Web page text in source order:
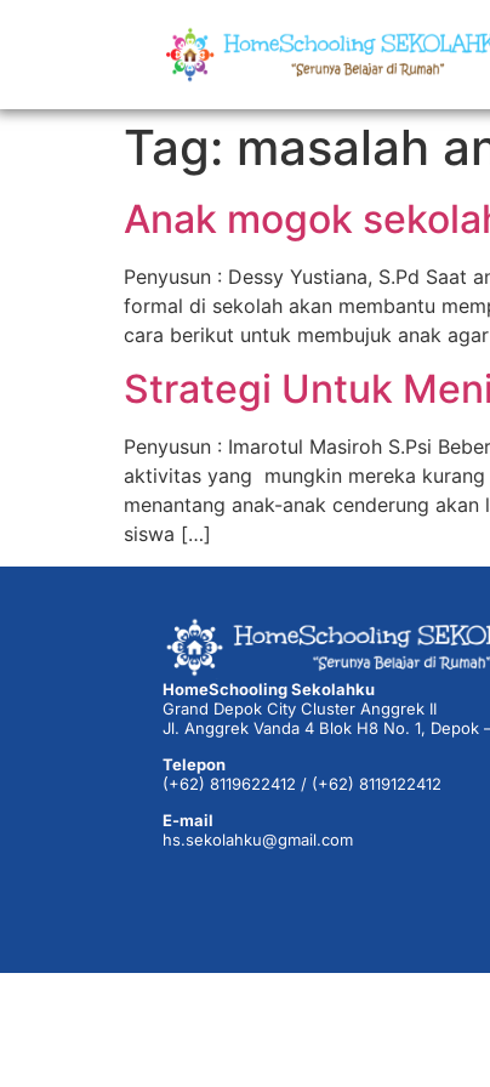
Tag: masalah
Anak mogok
Penyusun : Dessy Yustiana, S.Pd
formal di sekolah akan membantu
cara berikut untuk membujuk anak
Strategi Untuk
Penyusun : Imarotul Masiroh S.Psi
aktivitas yang mungkin mereka
menantang anak-anak cenderung
siswa […]
HomeSchooling Sekolahku
Grand Depok City Cluster Anggrek II
Jl. Anggrek Vanda 4 Blok H8 No. 1, Depok
Telepon
(+62) 8119622412 / (+62) 8119122412
E-mail
hs.sekolahku@gmail.com